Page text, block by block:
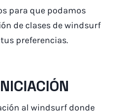
para que podamos
de clases de windsurf
preferencias.
al windsurf donde